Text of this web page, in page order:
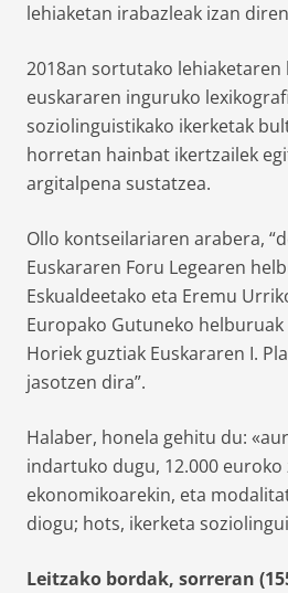
lehiaketan irabazleak izan
2018an sortutako lehiaketaren
euskararen inguruko
soziolinguistikako ikerketak
horretan hainbat ikertzailek
argitalpena sustatzea.
Ollo kontseilariaren arabera,
Euskararen Foru Legearen
Eskualdeetako eta Eremu
Europako Gutuneko
Horiek guztiak Euskararen I.
jasotzen dira”.
Halaber, honela gehitu du:
indartuko dugu, 12.000 euroko
ekonomikoarekin, eta
diogu; hots, ikerketa
Leitzako bordak, sorreran